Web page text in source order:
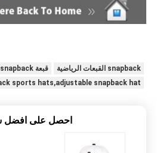
snapback القبعات الرياضية
قبعة snapback قابل للتعديل
sports hats,adjustable snapback hat
احصل على افضل